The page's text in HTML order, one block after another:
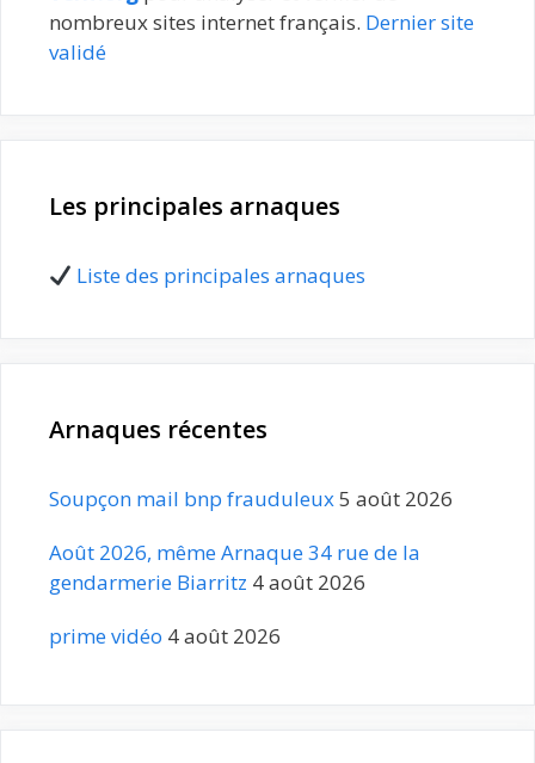
nombreux sites internet français. Dernier site
validé
Les principales arnaques
Liste des principales arnaques
Arnaques récentes
Soupçon mail bnp frauduleux5 août 2026
Août 2026, même Arnaque 34 rue de la
gendarmerie Biarritz 4 août 2026
prime vidéo 4 août 2026